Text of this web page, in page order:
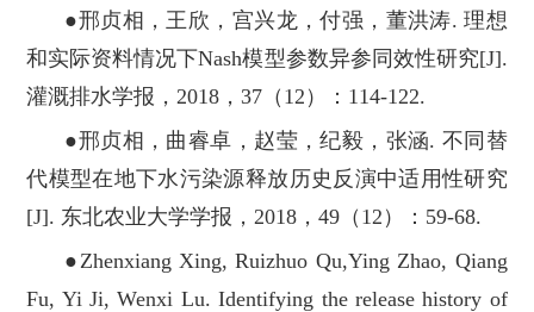
●邢贞相，王欣，宫兴龙，付强，董洪涛. 理想
和实际资料情况下Nash模型参数异参同效性研究[J].
灌溉排水学报，2018，37（12）：114-122.
●邢贞相，曲睿卓，赵莹，纪毅，张涵. 不同替
代模型在地下水污染源释放历史反演中适用性研究
[J]. 东北农业大学学报，2018，49（12）：59-68.
●Zhenxiang Xing, Ruizhuo Qu,Ying Zhao, Qiang
Fu, Yi Ji, Wenxi Lu. Identifying the release history of